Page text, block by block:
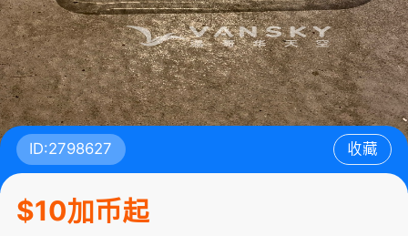
ID:2798627 收藏
$10加币起